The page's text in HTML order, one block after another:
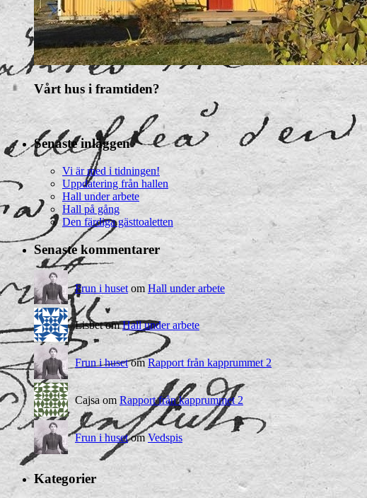
Vårt hus i framtiden?
Senaste inläggen
Vi är med i tidningen!
Uppdatering från hallen
Hall under arbete
Hall på gång
Den färdiga gästtoaletten
Senaste kommentarer
Frun i huset om Hall under arbete
Lisbet omHall under arbete
Frun i husetomRapport från kapprummet 2
Cajsa om Rapport från kapprummet 2
Frun i husetom Vedspis
Kategorier